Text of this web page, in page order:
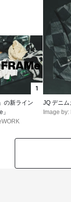
1
の新ライン
JQ デニ
Image